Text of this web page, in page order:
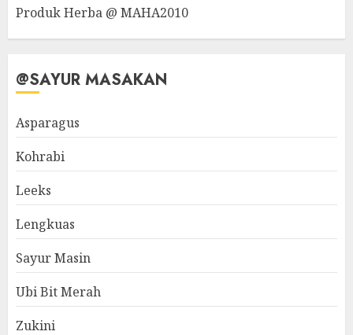
Produk Herba @ MAHA2010
@SAYUR MASAKAN
Asparagus
Kohrabi
Leeks
Lengkuas
Sayur Masin
Ubi Bit Merah
Zukini